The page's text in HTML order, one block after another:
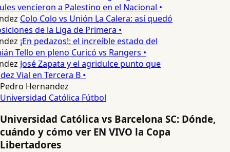
vencieron a Palestino en el Nacional •
Colo Colo vs Unión La Calera: así quedó
de la Liga de Primera •
¡En pedazos!: el increíble estado del
Tello en pleno Curicó vs Rangers •
José Zapata y el agridulce punto que
Vial en Tercera B •
Pedro Hernandez
Universidad Católica Fútbol
Universidad Católica vs Barcelona SC: Dónde,
cuándo y cómo ver EN VIVO la Copa
Libertadores